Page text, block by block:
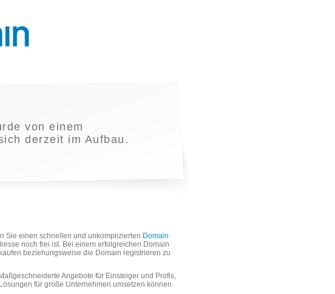
von einem
derzeit im Aufbau.
Sie einen schnellen und unkomplizierten Domain
noch frei ist. Bei einem erfolgreichen Domain
beziehungsweise die Domain registrieren zu
Angebote für Einsteiger und Profis,
für große Unternehmen umsetzen können.